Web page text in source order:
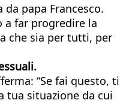
papa Francesco.
a far progredire la
che sia per tutti, per
“Se fai questo, ti
tua situazione da cui